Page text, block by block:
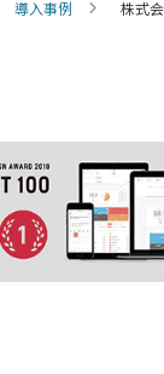
導入事例 株式